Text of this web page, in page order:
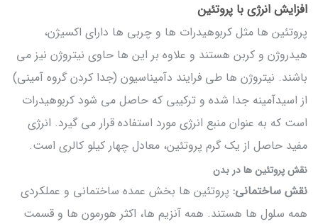
افزایش انرژی با پروتئین
پروتئین ها مثل کربوهیدرات ها و چربی ها دارای اکسیژن،
هیدروژن و کربن هستند و علاوه بر این ها حاوی نیتروژن نیز می
باشند. نیتروژن ها طی فرایند دآمیناسیون (جدا کردن گروه آمینی)
از اسیدآمینه جدا شده و ترکیبی که حاصل می شود کربوهیدرات
است که به عنوان منبع انرژی مورد استفاده قرار می گیرد. انرژی
مفید حاصل از یک گرم پروتئین، معادل چهار کیلو کالری است.
نقش پروتئین ها در بدن
نقش ساختمانی: پروتئین ها بخش عمده ساختمانی و عملکردی
همه سلول ها هستند. همه آنزیم ها، اکثر هورمون ها و قسمت